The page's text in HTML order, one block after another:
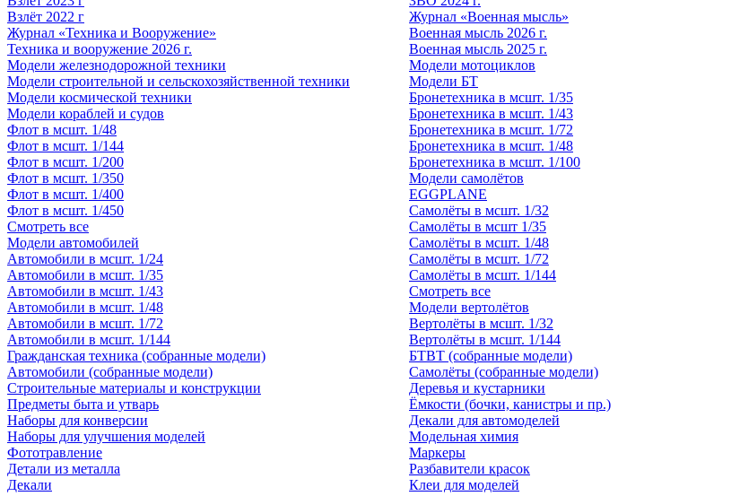
Взлёт 2022 г
Журнал «Техника и Вооружение»
Техника и вооружение 2026 г.
Журнал «Военная мысль»
Военная мысль 2026 г.
Военная мысль 2025 г.
Модели железнодорожной техники
Модели строительной и сельскохозяйственной техники
Модели космической техники
Модели кораблей и судов
Флот в мсшт. 1/48
Флот в мсшт. 1/144
Флот в мсшт. 1/200
Флот в мсшт. 1/350
Флот в мсшт. 1/400
Флот в мсшт. 1/450
Смотреть все
Модели автомобилей
Автомобили в мсшт. 1/24
Автомобили в мсшт. 1/35
Автомобили в мсшт. 1/43
Автомобили в мсшт. 1/48
Автомобили в мсшт. 1/72
Автомобили в мсшт. 1/144
Модели мотоциклов
Модели БТ
Бронетехника в мсшт. 1/35
Бронетехника в мсшт. 1/43
Бронетехника в мсшт. 1/72
Бронетехника в мсшт. 1/48
Бронетехника в мсшт. 1/100
Модели самолётов
EGGPLANE
Самолёты в мсшт. 1/32
Самолёты в мсшт 1/35
Самолёты в мсшт. 1/48
Самолёты в мсшт. 1/72
Самолёты в мсшт. 1/144
Смотреть все
Модели вертолётов
Вертолёты в мсшт. 1/32
Вертолёты в мсшт. 1/144
Гражданская техника (собранные модели)
Автомобили (собранные модели)
БТВТ (собранные модели)
Самолёты (собранные модели)
Строительные материалы и конструкции
Предметы быта и утварь
Деревья и кустарники
Ёмкости (бочки, канистры и пр.)
Наборы для конверсии
Наборы для улучшения моделей
Фототравление
Детали из металла
Декали
Декали для автомоделей
Модельная химия
Маркеры
Разбавители красок
Клеи для моделей